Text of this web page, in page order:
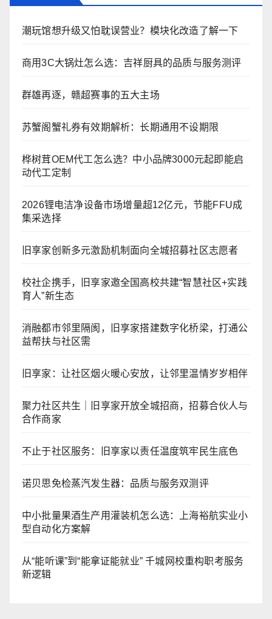
潮玩馆想升级又怕耽误营业？模块化改造了解一下
商用3C大锅灶怎么选：吉祥厨具的品质与服务测评
群雄再逐，赣超赛事的五大主场
苏蟹阁蟹礼券有效期解析：长期通用不设期限
桦树茸OEM代工怎么选？中小品牌3000元起即能启
动代工定制
2026锂电洁净设备市场增量超12亿元，节能FFU成
集采选择
旧享家创新多元激励机制面向全城招募社区志愿者
校社企携手，旧享家邀全国高校共建“智慧社区+实践
育人”新生态
消融都市邻里隔阂，旧享家搭建数字化桥梁，打通公
益帮扶与社区需
旧享家：让社区烟火暖心安放，让邻里温情岁岁相伴
聚力社区共生｜旧享家开放全城招商，招募合伙人与
合作商家
不止于社区服务：旧享家以责任温度筑牢民生底色
诺贝思免检蒸汽发生器：品质与服务双测评
中小批量果酒生产用灌装机怎么选：上海裕航实业小
型自动化方案解
从“能听课”到“能拿证能就业” 千城网校重构职考服务
新逻辑